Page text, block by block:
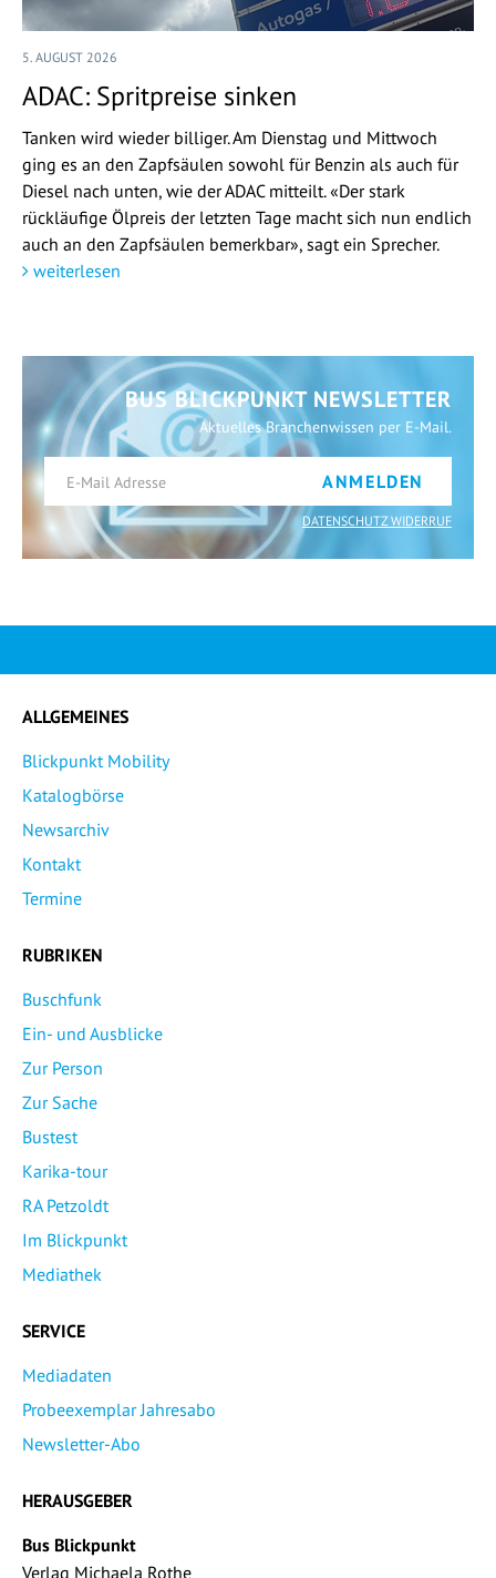
5. AUGUST 2026
ADAC: Spritpreise sinken
Tanken wird wieder billiger. Am Dienstag und Mittwoch
ging es an den Zapfsäulen sowohl für Benzin als auch für
Diesel nach unten, wie der ADAC mitteilt. «Der stark
rückläufige Ölpreis der letzten Tage macht sich nun endlich
auch an den Zapfsäulen bemerkbar», sagt ein Sprecher.
weiterlesen
BUS BLICKPUNKT NEWSLETTER
Aktuelles Branchenwissen per E-Mail.
ANMELDEN
DATENSCHUTZ WIDERRUF
ALLGEMEINES
Blickpunkt Mobility
Katalogbörse
Newsarchiv
Kontakt
Termine
RUBRIKEN
Buschfunk
Ein- und Ausblicke
Zur Person
Zur Sache
Bustest
Karika-tour
RA Petzoldt
Im Blickpunkt
Mediathek
SERVICE
Mediadaten
Probeexemplar Jahresabo
Newsletter-Abo
HERAUSGEBER
Bus Blickpunkt
Verlag Michaela Rothe